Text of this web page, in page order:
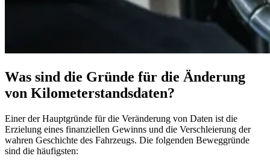
Was sind die Gründe für die Änderung
von Kilometerstandsdaten?
Einer der Hauptgründe für die Veränderung von Daten ist die
Erzielung eines finanziellen Gewinns und die Verschleierung der
wahren Geschichte des Fahrzeugs. Die folgenden Beweggründe
sind die häufigsten: